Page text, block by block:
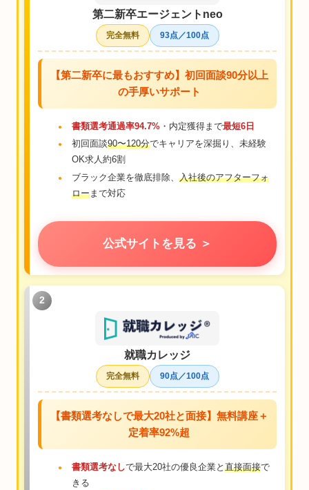
第二新卒エージェントneo
完全無料 93点／100点
【第二新卒に最もおすすめ】初回面談90分以上
の手厚いサポート
書類選考通過率94.7%・内定獲得まで最短6日
初回面談90〜120分でキャリアを深掘り、未経験
OK求人約6割
ブラック企業を徹底排除、 入社後のアフターフォ
ローまで対応
公式サイトを見る ＞
2
就職カレッジ
完全無料 90点／100点
【書類選考なしで最大20社と面接】無料講座＋
定着率92%超
書類選考なしで最大20社の優良企業と 直接面接で
きる